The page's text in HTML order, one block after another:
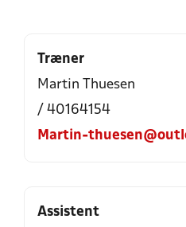
Træner
Martin Thuesen
/ 40164154
Martin-
Assistent